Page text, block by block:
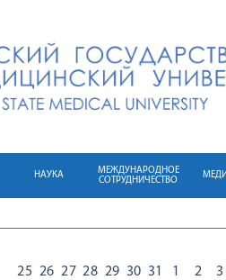
НАУКА
МЕЖДУНАРОДНОЕ
СОТРУДНИЧЕСТВО
25 26 27 28 29 30 31
1
2
3